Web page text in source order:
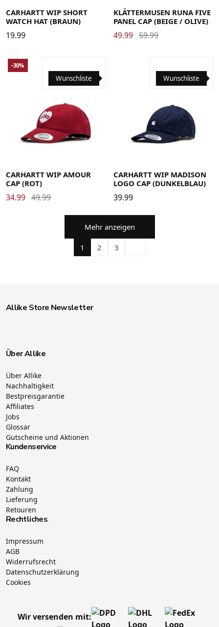
CARHARTT WIP SHORT
WATCH HAT (BRAUN)
19.99
KLÄTTERMUSEN RUNA FIVE
PANEL CAP (BEIGE / OLIVE)
49.99 59.99
Wunschliste
-30%
CARHARTT WIP AMOUR
CAP (ROT)
34.99 49.99
Wunschliste
CARHARTT WIP MADISON
LOGO CAP (DUNKELBLAU)
39.99
Mehr anzeigen
1 2 3
Allike Store Newsletter
Über Allike
Über Allike
Nachhaltigkeit
Bestpreisgarantie
Affiliates
Jobs
Glossar
Gutscheine und Aktionen
Kundenservice
FAQ
Kontakt
Zahlung
Lieferung
Retouren
Rechtliches
Impressum
AGB
Widerrufsrecht
Datenschutzerklärung
Cookies
Wir versenden mit: